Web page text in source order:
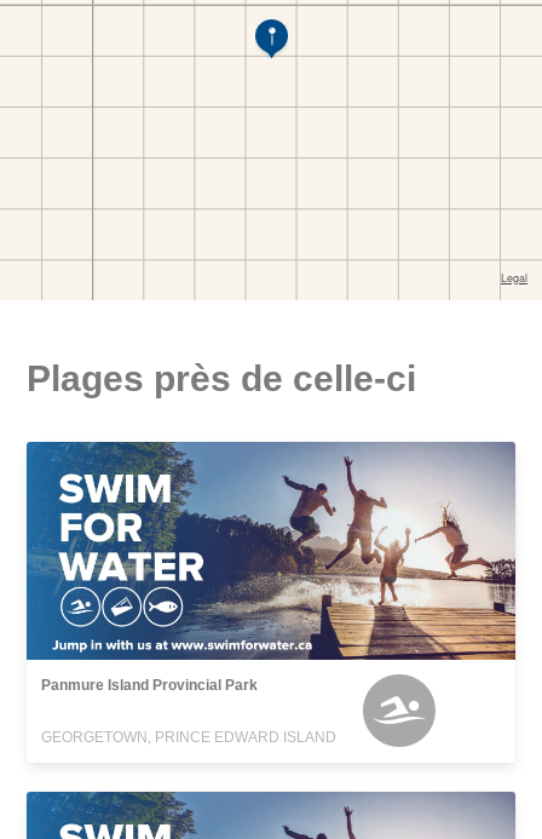
Plages près de celle-ci
Panmure Island Provincial Park
GEORGETOWN, PRINCE EDWARD ISLAND